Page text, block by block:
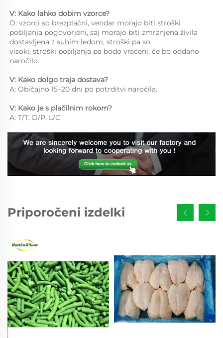
V: Kako lahko dobim vzorce?
O: vzorci so brezplačni, vendar morajo biti stroški
pošiljanja pogovorjeni, saj morajo biti zmrznjena živila
dostavljena z suhim ledom, stroški pa so
visoki, stroški pošiljanja pa bodo vračeni, če bo oddano
naročilo.
V: Kako dolgo traja dostava?
A: Običajno 15–20 dni po potrditvi naročila.
V: Kako je s plačilnim rokom?
A: T/T, D/P, L/C
Priporočeni izdelki